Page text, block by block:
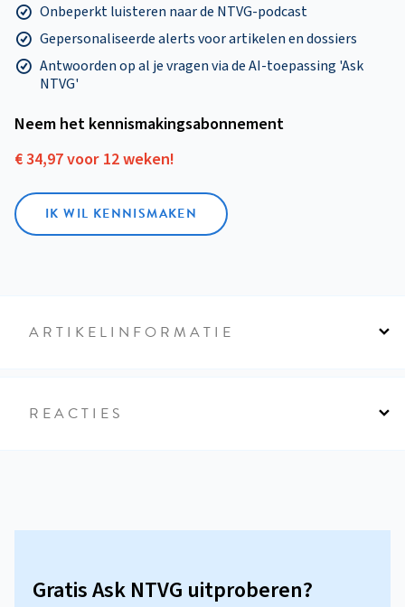
Onbeperkt luisteren naar de NTVG-podcast
Gepersonaliseerde alerts voor artikelen en dossiers
Antwoorden op al je vragen via de AI-toepassing 'Ask
NTVG'
Neem het kennismakings­abonnement
€ 34,97 voor 12 weken!
IK WIL KENNISMAKEN
ARTIKELINFORMATIE
REACTIES
Gratis Ask NTVG uitproberen?